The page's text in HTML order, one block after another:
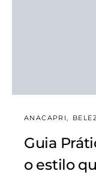
ANACAPRI
Guia
o estilo